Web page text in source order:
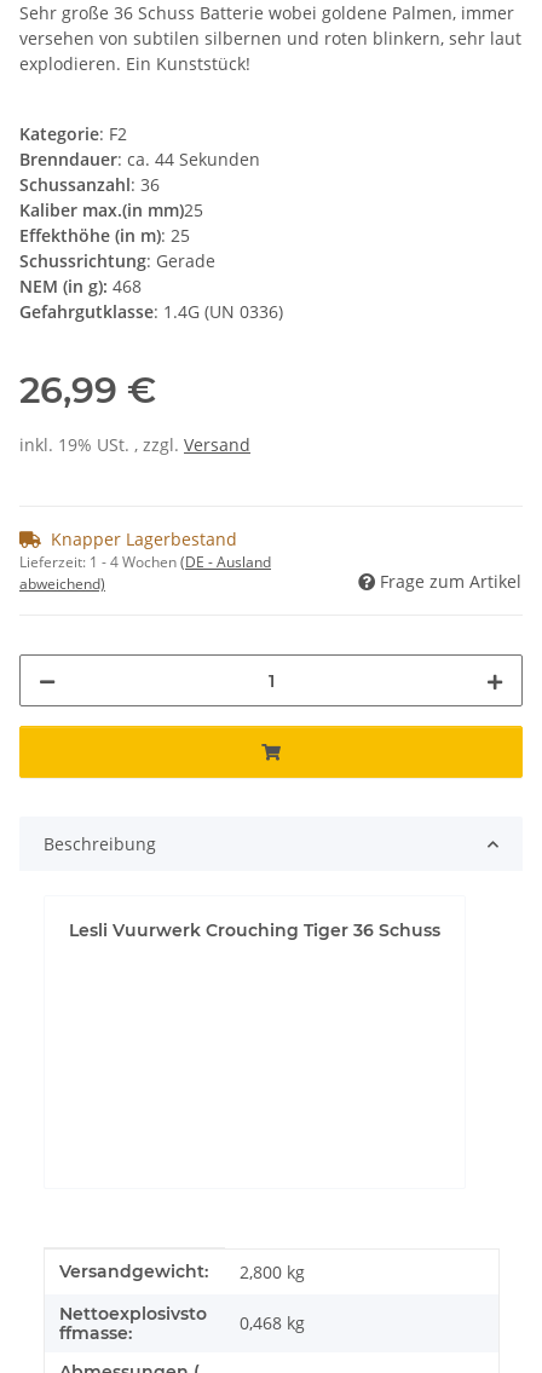
Sehr große 36 Schuss Batterie wobei goldene Palmen, immer
versehen von subtilen silbernen und roten blinkern, sehr laut
explodieren. Ein Kunststück!
Kategorie: F2
Brenndauer: ca. 44 Sekunden
Schussanzahl: 36
Kaliber max.(in mm)25
Effekthöhe (in m): 25
Schussrichtung: Gerade
NEM (in g): 468
Gefahrgutklasse: 1.4G (UN 0336)
26,99 €
inkl. 19% USt. , zzgl. Versand
Knapper Lagerbestand
Lieferzeit: 1 - 4 Wochen(DE - Ausland
abweichend)
Frage zum Artikel
Beschreibung
Lesli Vuurwerk Crouching Tiger 36 Schuss
Produkteigenschaft
Wert
Versandgewicht: 2,800 kg
Nettoexplosivsto
ffmasse:
0,468 kg